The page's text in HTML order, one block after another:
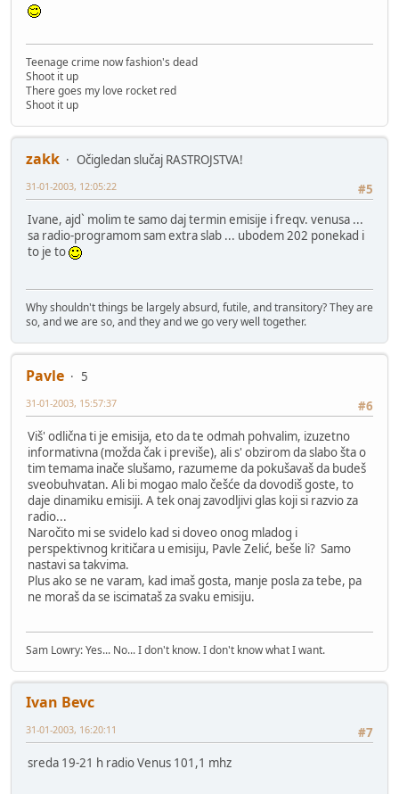
Teenage crime now fashion's dead
Shoot it up
There goes my love rocket red
Shoot it up
zakk
Očigledan slučaj RASTROJSTVA!
#5
31-01-2003, 12:05:22
Ivane, ajd` molim te samo daj termin emisije i freqv. venusa ...
sa radio-programom sam extra slab ... ubodem 202 ponekad i
to je to
Why shouldn't things be largely absurd, futile, and transitory? They are
so, and we are so, and they and we go very well together.
Pavle
5
#6
31-01-2003, 15:57:37
Viš' odlična ti je emisija, eto da te odmah pohvalim, izuzetno
informativna (možda čak i previše), ali s' obzirom da slabo šta o
tim temama inače slušamo, razumeme da pokušavaš da budeš
sveobuhvatan. Ali bi mogao malo češće da dovodiš goste, to
daje dinamiku emisiji. A tek onaj zavodljivi glas koji si razvio za
radio...
Naročito mi se svidelo kad si doveo onog mladog i
perspektivnog kritičara u emisiju, Pavle Zelić, beše li? Samo
nastavi sa takvima.
Plus ako se ne varam, kad imaš gosta, manje posla za tebe, pa
ne moraš da se iscimataš za svaku emisiju.
Sam Lowry: Yes... No... I don't know. I don't know what I want.
Ivan Bevc
#7
31-01-2003, 16:20:11
sreda 19-21 h radio Venus 101,1 mhz